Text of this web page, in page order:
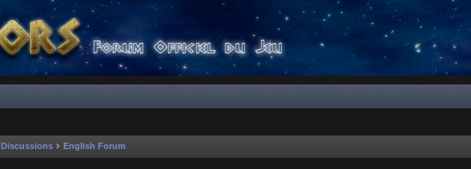
Discussions English Forum